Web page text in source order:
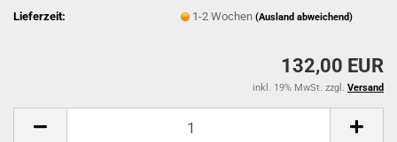
Lieferzeit:
1-2 Wochen(Ausland abweichend)
132,00 EUR
inkl. 19% MwSt. zzgl. Versand